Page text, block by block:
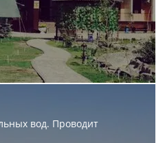
вод. Проводит